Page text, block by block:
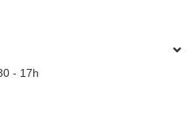
- 17h